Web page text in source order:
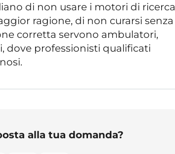
di non usare i motori di ricerca
ragione, di non curarsi senza
corretta servono ambulatori,
dove professionisti qualificati
alla tua domanda?